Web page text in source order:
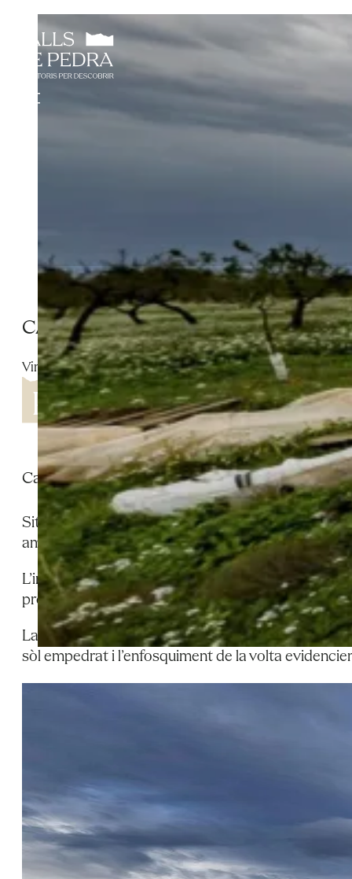
CABANA DEL MARTÍ DEL ROS
Vinaixa
Cabana de volta als quatre vents a Vinaixa,
Situada al peu del camí, la cabana de planta
amb carreus ben treballats mostren l’experiència
L’interior estava organitzat amb una zona
prestatges reforçaven la comoditat i l’ús pràctic,
La façana principal, orientada al sud, compta
sòl empedrat i l’enfosquiment de la volta